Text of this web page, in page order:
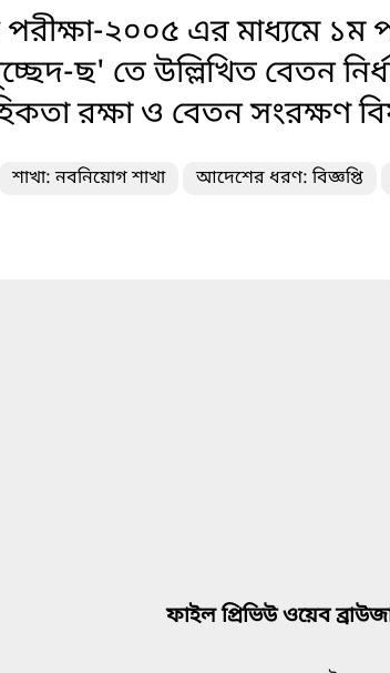
২০০৫ এর মাধ্যমে ১ম
ছ' তে উল্লিখিত বেতন
রক্ষা ও বেতন সংরক্ষণ
শাখা: নবনিয়োগ শাখা আদেশের ধরণ: বিজ্ঞপ্তি
ফাইল প্রিভিউ ওয়েব